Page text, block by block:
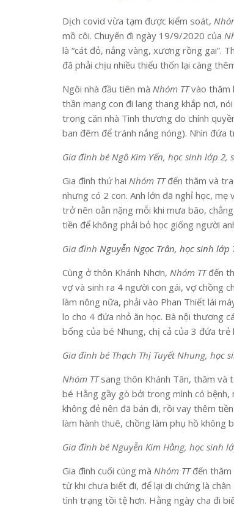
Dịch covid vừa tạm được kiểm soát,
mồ côi. Chuyến đi ngày 19/9/2020 của
là “cát đỏ, nắng vàng, xương rồng gai”.
đã phải chịu nhiều thiếu thốn lại càng
Ngôi nhà đầu tiên mà Nhóm TTvào thăm
thần mang con đi lang thang khắp nơi,
trong căn nhà Tình thương do chính
ban đêm để tránh nắng nóng). Nhìn đứa
Gia đình bé Ngô Kim Yến, học sinh lớp
Gia đình thứ hai Nhóm TTđến thăm và
nhưng có 2 con. Anh lớn đã nghỉ học,
trở nên oằn nặng mỗi khi mưa bão,
tiền để không phải bỏ học giống người
Gia đình Nguyễn Ngọc Trân, học sinh
Cùng ở thôn Khánh Nhơn, Nhóm TTđến
vợ và sinh ra 4 người con gái, vợ chồng
làm nông nữa, phải vào Phan Thiết lái
lo cho 4 đứa nhỏ ăn học. Bà nội thương
bổng của bé Nhung, chị cả của 3 đứa trẻ
Gia đình bé Thạch Thị Tuyết Nhung,
Nhóm TTsang thôn Khánh Tân, thăm và
bé Hằng gầy gò bởi trong mình có
không đẻ nên đã bán đi, rồi vay thêm
làm hành thuê, chồng làm phụ hồ không
Gia đình bé Nguyễn Kim Hằng, học sinh
Gia đình cuối cùng mà Nhóm TTđến thăm
từ khi chưa biết đi, để lại di chứng là
tình trạng tồi tệ hơn. Hằng ngày cha đi